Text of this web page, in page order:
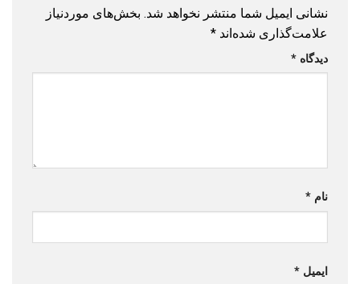
نشانی ایمیل شما منتشر نخواهد شد. بخش‌های موردنیاز
علامت‌گذاری شده‌اند *
دیدگاه *
نام *
ایمیل *